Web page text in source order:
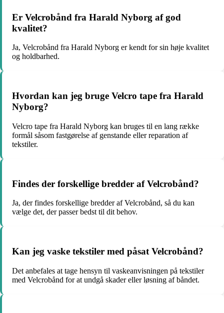
Er Velcrobånd fra Harald Nyborg af god
kvalitet?
Ja, Velcrobånd fra Harald Nyborg er kendt for sin høje kvalitet
og holdbarhed.
Hvordan kan jeg bruge Velcro tape fra Harald
Nyborg?
Velcro tape fra Harald Nyborg kan bruges til en lang række
formål såsom fastgørelse af genstande eller reparation af
tekstiler.
Findes der forskellige bredder af Velcrobånd?
Ja, der findes forskellige bredder af Velcrobånd, så du kan
vælge det, der passer bedst til dit behov.
Kan jeg vaske tekstiler med påsat Velcrobånd?
Det anbefales at tage hensyn til vaskeanvisningen på tekstiler
med Velcrobånd for at undgå skader eller løsning af båndet.